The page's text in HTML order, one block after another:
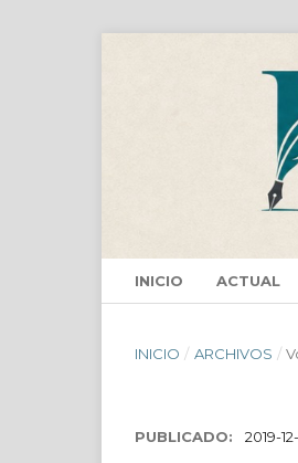
INICIO ACTUAL
INICIO / ARCHIVOS /
PUBLICADO: 2019-